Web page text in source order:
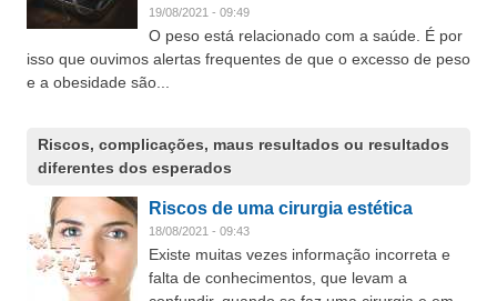
19/08/2021 - 09:49
O peso está relacionado com a saúde. É por
isso que ouvimos alertas frequentes de que o excesso de peso
e a obesidade são...
Riscos, complicações, maus resultados ou resultados
diferentes dos esperados
Riscos de uma cirurgia estética
18/08/2021 - 09:43
Existe muitas vezes informação incorreta e
falta de conhecimentos, que levam a